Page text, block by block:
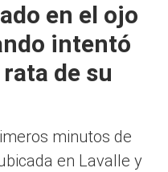
en el ojo
intentó
de su
minutos de
en Lavalle y